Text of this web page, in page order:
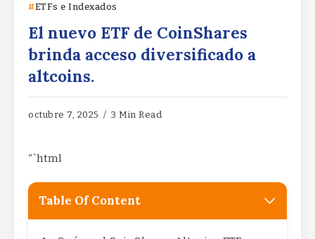
ETFs e Indexados
El nuevo ETF de CoinShares
brinda acceso diversificado a
altcoins.
octubre 7, 2025 3 Min Read
“`html
Table Of Content